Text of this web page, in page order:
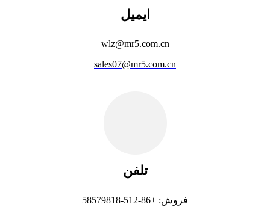
ایمیل
wlz@mr5.com.cn
sales07@mr5.com.cn
تلفن
فروش: +86-512-58579818